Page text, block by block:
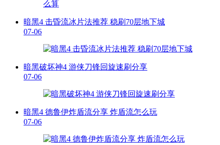
暗黑4 击昏流冰片法推荐 稳刷70层地下城
07-06
暗黑破坏神4 游侠刀锋回旋速刷分享
07-06
暗黑4 德鲁伊炸盾流分享 炸盾流怎么玩
07-06